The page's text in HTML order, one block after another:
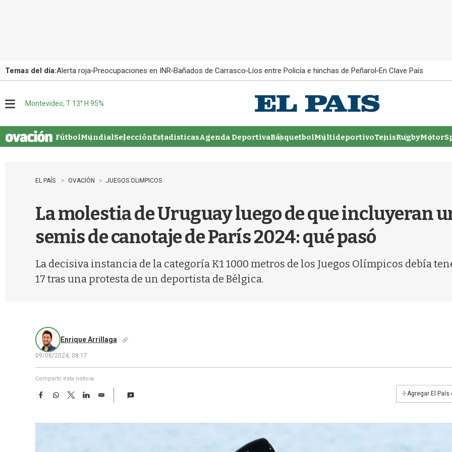
Temas del día:Alerta roja Preocupaciones en INR Bañados de Carrasco Líos entre Policía e hinchas de Peñarol En Clave País
u
Montevideo, T 13° H 95%
FútbolMundialSelecciónEstadisticasAgenda DeportivaBásquetbolMultideportivoTenisRugby
EL PAÍS OVACIÓN JUEGOS OLIMPICOS
La molestia de Uruguay luego de que incluyeran
semis de canotaje de París 2024: qué pasó
La decisiva instancia de la categoría K1 1000 metros de los Juegos Olímpicos debía
17 tras una protesta de un deportista de Bélgica.
Enrique Arrillaga
09/08/2024, 08:17
Compartir esta noticia
F
e
W
t
T
w
t
L
k
E
i
+Agregar El País